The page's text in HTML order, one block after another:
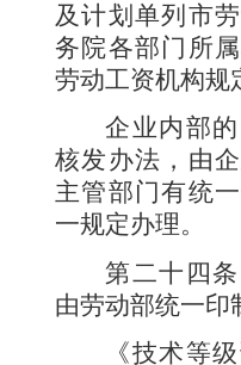
及计划单列市
务院各部门所
劳动工资机构规
企业内部
核发办法，由
主管部门有统
一规定办理。
第二十四
由劳动部统一印
《技术等